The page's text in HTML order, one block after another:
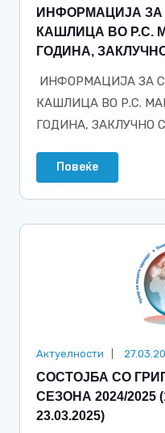
ИНФОРМАЦИЈА
КАШЛИЦА ВО Р.С.
ГОДИНА,
ИНФОРМАЦИЈА ЗА
КАШЛИЦА ВО Р.С.
ГОДИНА, ЗАКЛУЧНО
Повеќе
Актуелности
СОСТОЈБА СО
СЕЗОНА 2024/2025
23.03.2025)